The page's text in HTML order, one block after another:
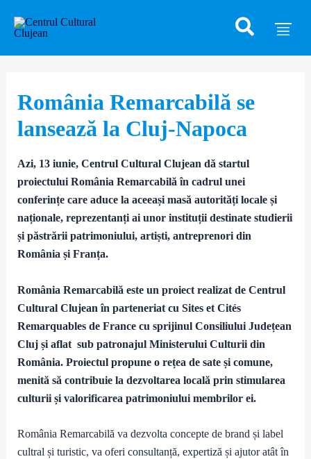
România Remarcabilă se
lansează la Cluj-Napoca
Azi, 13 iunie, Centrul Cultural Clujean dă startul
proiectului România Remarcabilă în cadrul unei
conferințe care aduce la aceeași masă autorități locale și
naționale, reprezentanți ai unor instituții destinate studierii
și păstrării patrimoniului, artiști, antreprenori din
România și Franța.
România Remarcabilă este un proiect realizat de Centrul
Cultural Clujean în parteneriat cu Sites et Cités
Remarquables de France cu sprijinul Consiliului Județean
Cluj și aflat sub patronajul Ministerului Culturii din
România. Proiectul propune o rețea de sate și comune,
menită să contribuie la dezvoltarea locală prin stimularea
culturii și valorificarea patrimoniului membrilor ei.
România Remarcabilă va dezvolta concepte de brand și label
cultral și turistic, va oferi consultanță, expertiză și ajutor atât în
navigation